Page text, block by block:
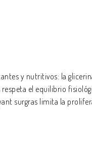
y nutritivos: la
el equilibrio
surgras limita la